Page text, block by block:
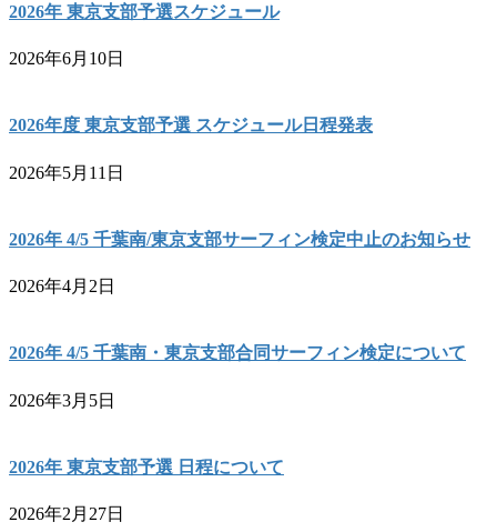
2026年 東京支部予選スケジュール
2026年6月10日
2026年度 東京支部予選 スケジュール日程発表
2026年5月11日
2026年 4/5 千葉南/東京支部サーフィン検定中止のお知らせ
2026年4月2日
2026年 4/5 千葉南・東京支部合同サーフィン検定について
2026年3月5日
2026年 東京支部予選 日程について
2026年2月27日